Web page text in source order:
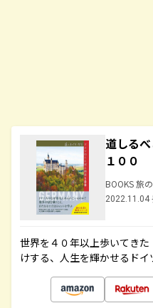
道しる
１００
BOOKS 旅
2022.11.04
世界を４０年以上歩いてき
けする、人生を輝かせるド